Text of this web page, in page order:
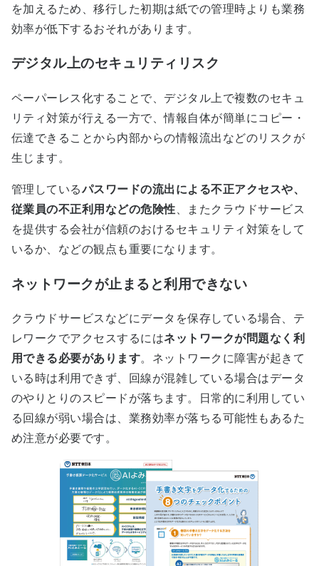
を加えるため、移行した初期は紙での管理時よりも業務
効率が低下するおそれがあります。
デジタル上のセキュリティリスク
ペーパーレス化することで、デジタル上で複数のセキュ
リティ対策が行える一方で、情報自体が簡単にコピー・
伝達できることから内部からの情報流出などのリスクが
生じます。
管理しているパスワードの流出による不正アクセスや、
従業員の不正利用などの危険性 、またクラウドサービス
を提供する会社が信頼のおけるセキュリティ対策をして
いるか、などの観点も重要になります。
ネットワークが止まると利用できない
クラウドサービスなどにデータを保存している場合、テ
レワークでアクセスするにはネットワークが問題なく利
用できる必要があります。ネットワークに障害が起きて
いる時は利用できず、回線が混雑している場合はデータ
のやりとりのスピードが落ちます。日常的に利用してい
る回線が弱い場合は、業務効率が落ちる可能性もあるた
め注意が必要です。